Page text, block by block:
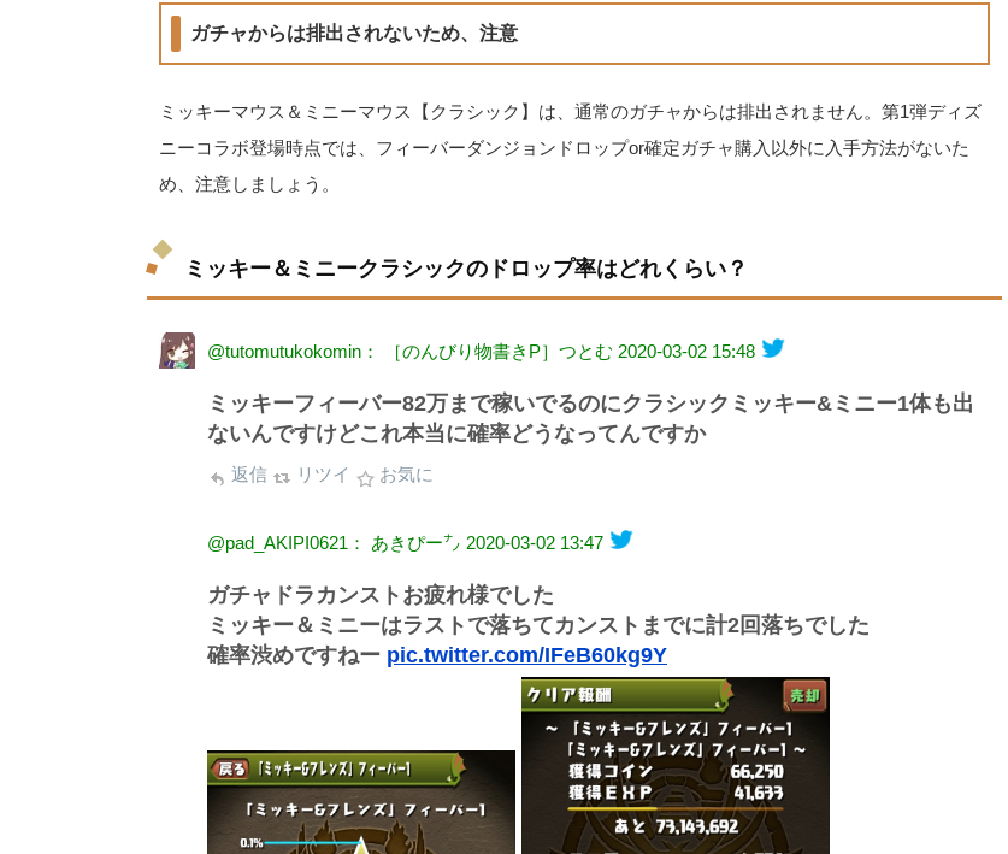
ガチャからは排出されないため、注意
ミッキーマウス＆ミニーマウス【クラシック】は、通常のガチャからは排出されません。第1弾ディズ
ニーコラボ登場時点では、フィーバーダンジョンドロップor確定ガチャ購入以外に入手方法がないた
め、注意しましょう。
ミッキー＆ミニークラシックのドロップ率はどれくらい？
@tutomutukokomin： ［のんびり物書きP］つとむ 2020-03-02 15:48
ミッキーフィーバー82万まで稼いでるのにクラシックミッキー&ミニー1体も出
ないんですけどこれ本当に確率どうなってんですか
返信 リツイ お気に
@pad_AKIPI0621： あきぴー㌨ 2020-03-02 13:47
ガチャドラカンストお疲れ様でした
ミッキー＆ミニーはラストで落ちてカンストまでに計2回落ちでした
確率渋めですねー pic.twitter.com/IFeB60kg9Y